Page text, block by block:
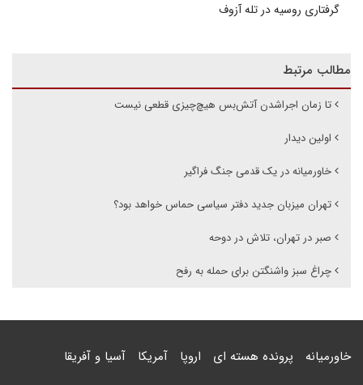
گرفتاری روسیه در تله آزوف
مطالب مرتبط
تا زمان اجراشدن آتش‌بس هیچ‌چیزی قطعی نیست
اولین دیدار
خاورمیانه در یک قدمی جنگ فراگیر
تهران میزبان جدید دفتر سیاسی حماس خواهد بود؟‌
صبر در تهران، تلاش در دوحه
چراغ سبز واشنگتن برای حمله به رفح
خاورمیانه پرونده هسته ای اروپا آمریکا آسیا و آفریقا